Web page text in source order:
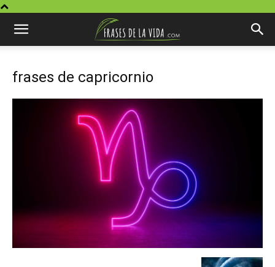
frases de capricornio